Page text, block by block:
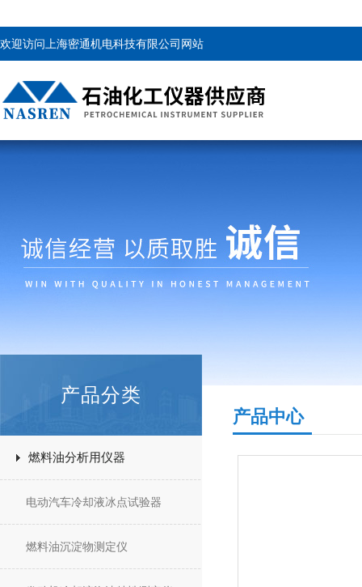
欢迎访问上海密通机电科技有限公司网站
产品分类
燃料油分析用仪器
电动汽车冷却液冰点试验器
燃料油沉淀物测定仪
产品中心